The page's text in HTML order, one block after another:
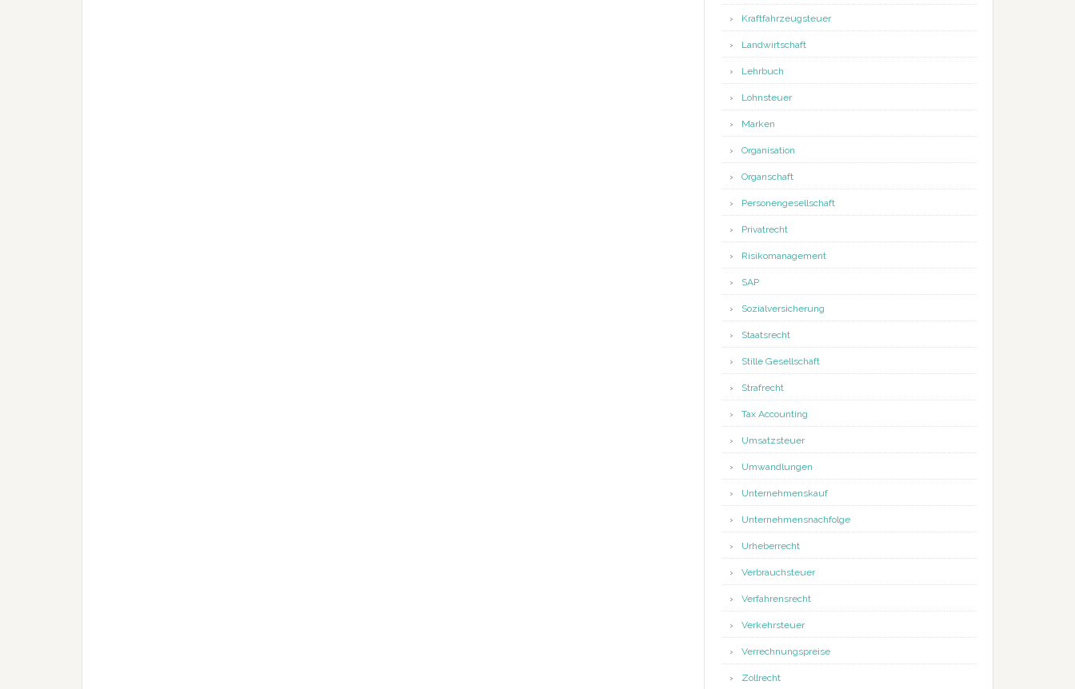
Kraftfahrzeugsteuer
Landwirtschaft
Lehrbuch
Lohnsteuer
Marken
Organisation
Organschaft
Personengesellschaft
Privatrecht
Risikomanagement
SAP
Sozialversicherung
Staatsrecht
Stille Gesellschaft
Strafrecht
Tax Accounting
Umsatzsteuer
Umwandlungen
Unternehmenskauf
Unternehmensnachfolge
Urheberrecht
Verbrauchsteuer
Verfahrensrecht
Verkehrsteuer
Verrechnungspreise
Zollrecht